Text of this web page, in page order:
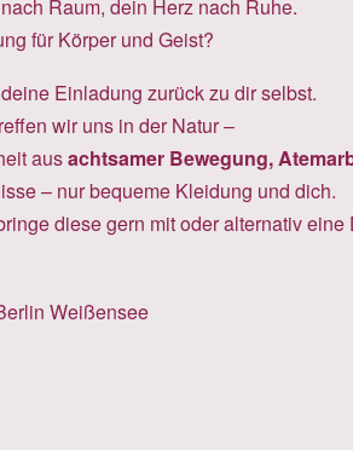
Raum, dein Herz nach Ruhe.
für Körper und Geist?
deine Einladung zurück zu dir selbst.
wir uns in der Natur –
ausachtsamer Bewegung,
– nur bequeme Kleidung und dich.
diese gern mit oder alternativ